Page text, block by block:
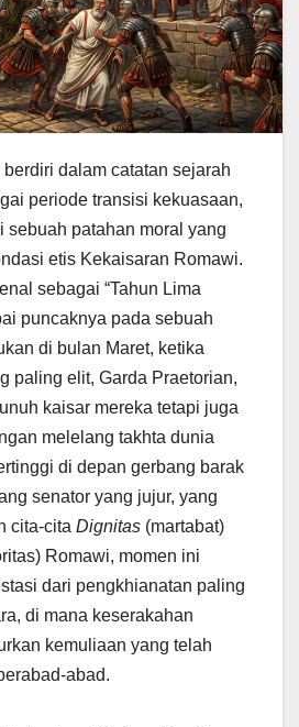
dalam catatan sejarah
periode transisi kekuasaan,
sebuah patahan moral yang
etis Kekaisaran Romawi.
sebagai “Tahun Lima
puncaknya pada sebuah
di bulan Maret, ketika
paling elit, Garda Praetorian,
kaisar mereka tetapi juga
melelang takhta dunia
di depan gerbang barak
senator yang jujur, yang
cita-cita Dignitas (martabat)
Romawi, momen ini
dari pengkhianatan paling
di mana keserakahan
kemuliaan yang telah
abad.